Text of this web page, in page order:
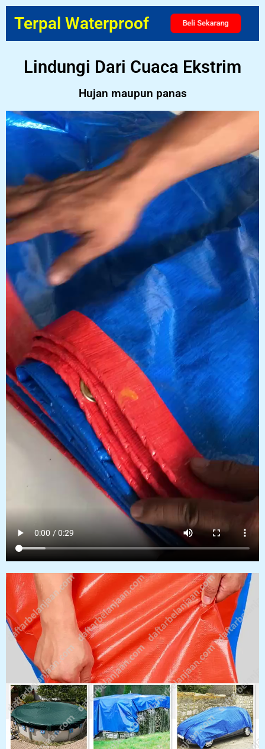
Terpal Waterproof Beli Sekarang
Lindungi Dari Cuaca Ekstrim
Hujan maupun panas